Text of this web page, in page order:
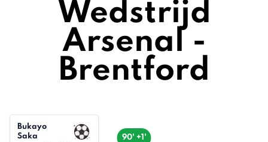
Wedstrijd
Arsenal -
Brentford
90' +1'
Bukayo
Saka